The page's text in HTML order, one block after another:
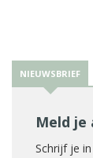
NIEUWSBRIEF
Meld je
Schrijf je